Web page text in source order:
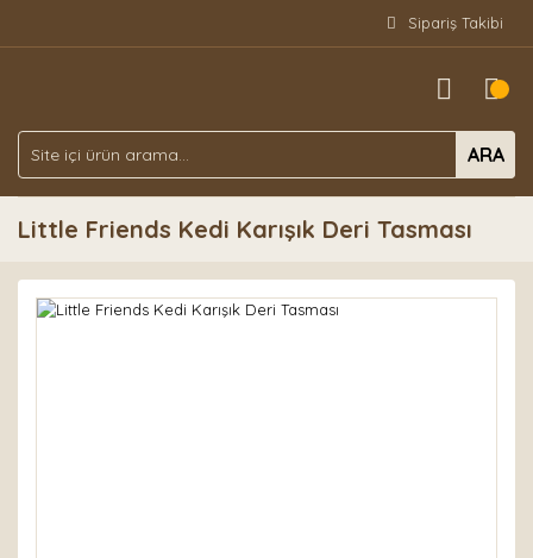
Sipariş Takibi
ARA
Little Friends Kedi Karışık Deri Tasması